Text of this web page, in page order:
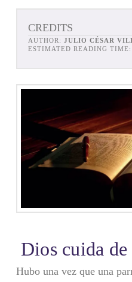
CREDITS
AUTHOR: JULIO CÉSAR
ESTIMATED READING TIME:
Dios cuida
Hubo una vez que una